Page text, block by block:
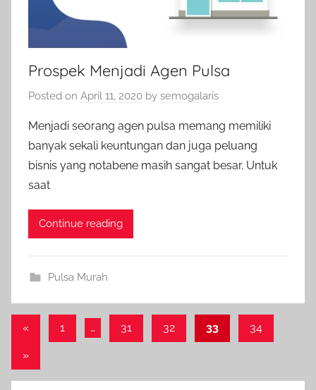
Prospek Menjadi Agen Pulsa
Posted on April 11, 2020 by semogalaris
Menjadi seorang agen pulsa memang memiliki
banyak sekali keuntungan dan juga peluang
bisnis yang notabene masih sangat besar. Untuk
saat
Continue reading
Pulsa Murah
Posts
pagination
«Previous
1 … 31 32 33 34
Next
»